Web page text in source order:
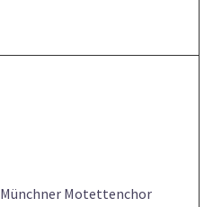
Münchner Motettenchor